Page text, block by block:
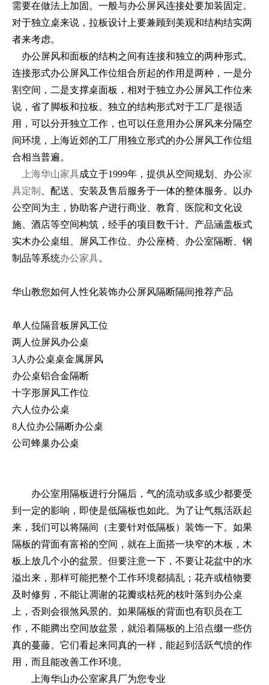
需要在做法上加固。一般与办公屏风连接处要加装固定。
对于独立桌来说，拉板设计上要兼顾到美观和结构结实两
者来考虑。
办公屏风和面板的结构之间有连接和独立的两种形式。
连接形式办公屏风工作位组合所起的作用是两种，一是分
割空间，二是支撑桌面板，相对于独立办公屏风工作位来
说，省了脚板和拉板。独立的结构形式对于工厂是很适
用，可以分开独立工作，也可以任意用办公屏风来分隔空
间环境，上海近郊的工厂用独立形式的办公屏风工作位组
合相当普遍。
上海华山家具成立于1999年，提供从空间规划、办公家
具定制
、配送、安装及售后服务于一体的整体服务。以办
公空间为主，协助客户进行商业、教育、医院和文化设
施、酒店等空间构筑，经手的项目数千计。产品涵盖板式
实木办公桌组、屏风工作位、办公座椅、办公室隔断、钢
制品等系统办公家具。
华山教您如何人性化装饰办公屏风隔断隔间推荐产品
单人位隔音板屏风工位
两人位屏风办公桌
3人办公桌桌金属屏风
办公桌铝合金隔断
十字形屏风工作位
六人位办公桌
8人位办公隔断办公桌
公司蜂巢办公桌
办公室用隔板进行分隔后，气的流动或多或少都要受
到一定的影响，即使是低隔板也如此。为了让气氛活跃起
来，我们可以将隔间（主要针对低隔板）装饰一下。如果
隔板的背面有富裕的空间，就在上面搭一块窄的木板，木
板上放几个小的盆景。但要注意一下，不要让花盆中的水
溢出来，那样可能把整个工作环境都搞乱；花卉或植物要
及时修剪，不能让凋谢的花瓣或枯死的枝叶落到办公桌
上，否则会很煞风景的。如果隔板的背面也有职员在工
作，不能腾出空间放盆景，就沿着隔板的上沿点缀一些仿
真的蔓藤。它们看起来同真的一样，能起到活跃气愤的作
用，而且能改善工作环境。
上海华山办公室家具厂为您专业